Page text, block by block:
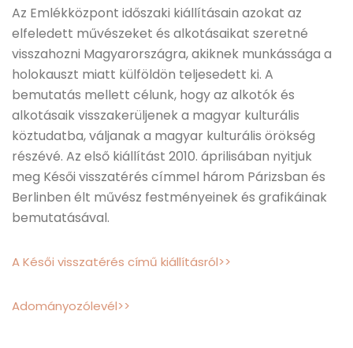
Az Emlékközpont időszaki kiállításain azokat az
elfeledett művészeket és alkotásaikat szeretné
visszahozni Magyarországra, akiknek munkássága a
holokauszt miatt külföldön teljesedett ki. A
bemutatás mellett célunk, hogy az alkotók és
alkotásaik visszakerüljenek a magyar kulturális
köztudatba, váljanak a magyar kulturális örökség
részévé. Az első kiállítást 2010. áprilisában nyitjuk
meg Késői visszatérés címmel három Párizsban és
Berlinben élt művész festményeinek és grafikáinak
bemutatásával.
A Késői visszatérés című kiállításról>>
Adományozólevél>>